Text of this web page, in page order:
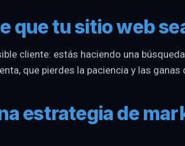
que tu sitio web
cliente: estás haciendo una
que pierdes la paciencia y las
estrategia de